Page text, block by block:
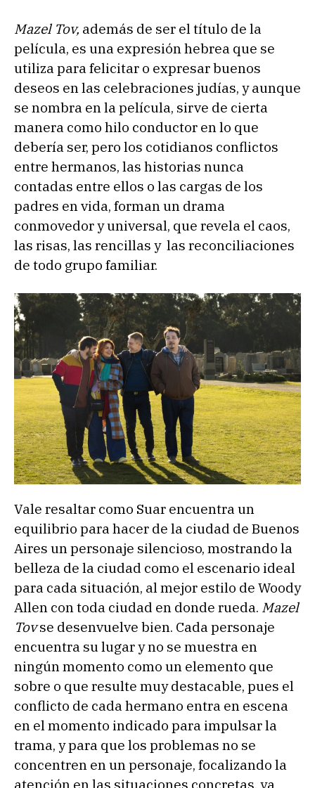
Mazel Tov, además de ser el título de la
película, es una expresión hebrea que se
utiliza para felicitar o expresar buenos
deseos en las celebraciones judías, y aunque
se nombra en la película, sirve de cierta
manera como hilo conductor en lo que
debería ser, pero los cotidianos conflictos
entre hermanos, las historias nunca
contadas entre ellos o las cargas de los
padres en vida, forman un drama
conmovedor y universal, que revela el caos,
las risas, las rencillas y las reconciliaciones
de todo grupo familiar.
Vale resaltar como Suar encuentra un
equilibrio para hacer de la ciudad de Buenos
Aires un personaje silencioso, mostrando la
belleza de la ciudad como el escenario ideal
para cada situación, al mejor estilo de Woody
Allen con toda ciudad en donde rueda. Mazel
Tovse desenvuelve bien. Cada personaje
encuentra su lugar y no se muestra en
ningún momento como un elemento que
sobre o que resulte muy destacable, pues el
conflicto de cada hermano entra en escena
en el momento indicado para impulsar la
trama, y para que los problemas no se
concentren en un personaje, focalizando la
atención en las situaciones concretas, ya